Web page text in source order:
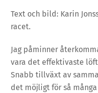
Text och bild: Karin
racet.
Jag påminner
vara det effektivaste
Snabb tillväxt av
det möjligt för så